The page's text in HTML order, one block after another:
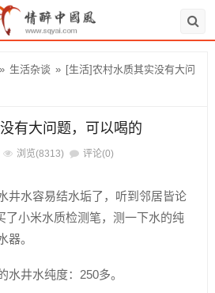
» 生活杂谈 » [生活]农村水质其实没有大问
有大问题，可以喝的
浏览(8313) 评论(0)
井水容易结水垢了，听到邻居皆论
了小米水质检测笔，测一下水的纯
器。
水井水纯度：250多。